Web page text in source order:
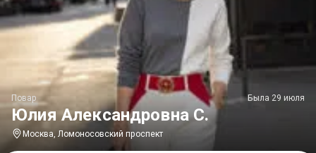
Юлия Александровна С.
Повар Была 29 июля
Москва, Ломоносовский проспект